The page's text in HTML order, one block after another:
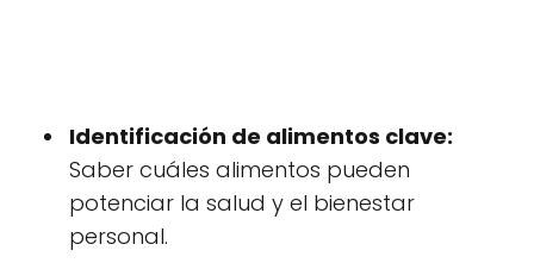
Identificación de alimentos clave:
Saber cuáles alimentos pueden
potenciar la salud y el bienestar
personal.